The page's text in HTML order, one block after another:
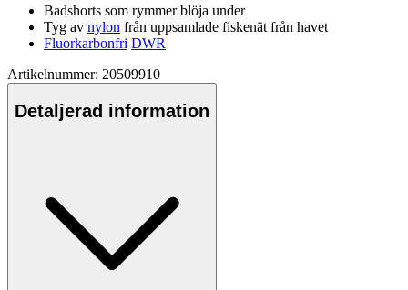
Badshorts som rymmer blöja under
Tyg av nylon från uppsamlade fiskenät från havet
Fluorkarbonfri DWR
Artikelnummer: 20509910
Detaljerad information